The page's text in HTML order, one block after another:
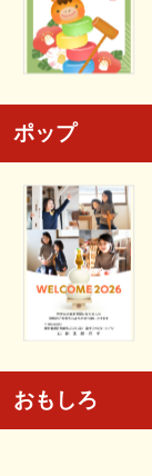
ポップ
おもしろ